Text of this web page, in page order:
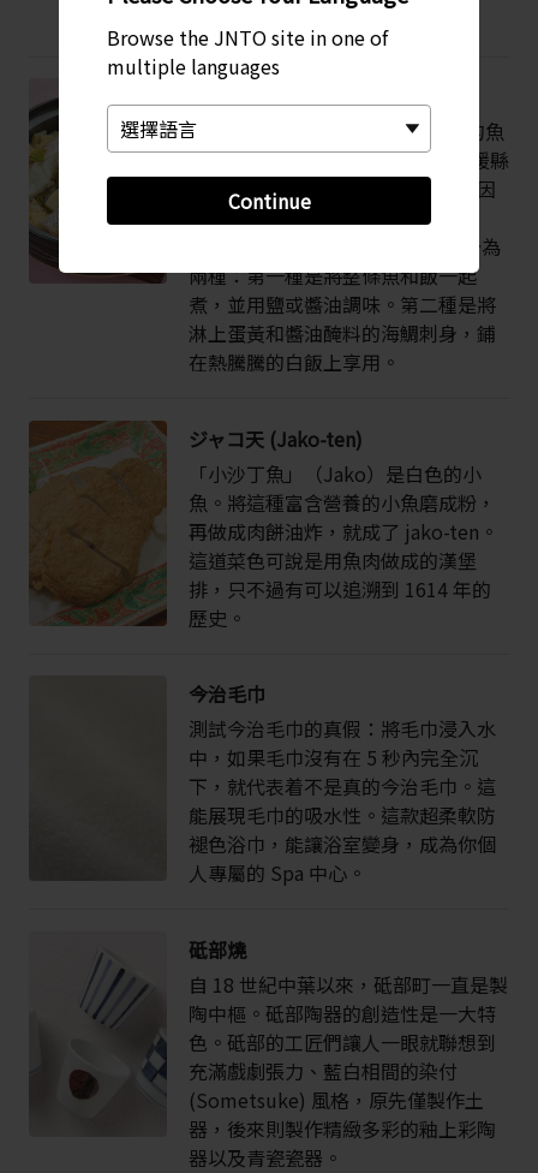
Browse the JNTO site in one of
multiple languages
Continue
Tai（又稱為海鯛）是十分受歡迎的魚
類，通常在節慶時食用。Tai 是愛媛縣
沿岸的瀨戶內海最常捕獲的魚種。因
此，愛媛縣的招牌菜正是
Taimeshi（海鯛飯）。料理方式分為
兩種：第一種是將整條魚和飯一起
煮，並用鹽或醬油調味。第二種是將
淋上蛋黃和醬油醃料的海鯛刺身，鋪
在熱騰騰的白飯上享用。
ジャコ天 (Jako-ten)
「小沙丁魚」（Jako）是白色的小
魚。將這種富含營養的小魚磨成粉，
再做成肉餅油炸，就成了 jako-ten。
這道菜色可說是用魚肉做成的漢堡
排，只不過有可以追溯到 1614 年的
歷史。
今治毛巾
測試今治毛巾的真假：將毛巾浸入水
中，如果毛巾沒有在 5 秒內完全沉
下，就代表着不是真的今治毛巾。這
能展現毛巾的吸水性。這款超柔軟防
褪色浴巾，能讓浴室變身，成為你個
人專屬的 Spa 中心。
砥部燒
自 18 世紀中葉以來，砥部町一直是製
陶中樞。砥部陶器的創造性是一大特
色。砥部的工匠們讓人一眼就聯想到
充滿戲劇張力、藍白相間的染付
(Sometsuke) 風格，原先僅製作土
器，後來則製作精緻多彩的釉上彩陶
器以及青瓷瓷器。